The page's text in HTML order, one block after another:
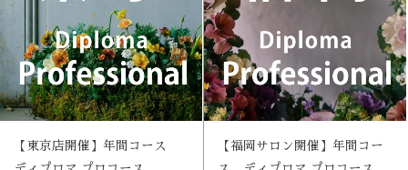
【東京店開催】年間コース
【福岡サロン開催】年間コー